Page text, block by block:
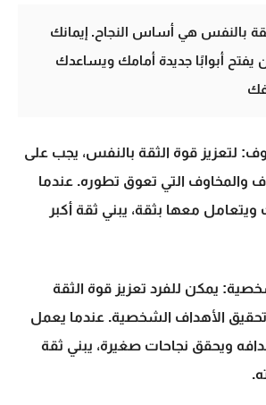
بالنفس هي أساس النجاح. إيمانك
يفتح أبوابًا جديدة أمامك ويساعدك
لتعزيز قوة الثقة بالنفس، يجب على
والمخاوف التي تعوق تطوره. عندما
ويتعامل معها بثقة، يبني ثقة أكبر
يمكن للفرد تعزيز قوة الثقة
الأهداف الشخصية. عندما يعمل
ويحقق نجاحات صغيرة، يبني ثقة